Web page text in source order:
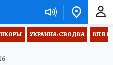
УКРАИНА: СВОДКА КП В